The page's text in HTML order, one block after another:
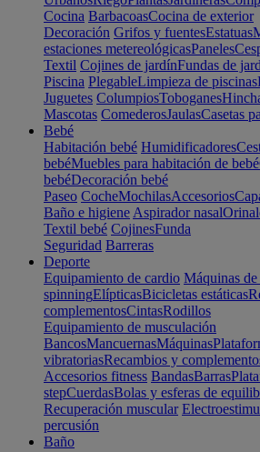
Cocina BarbacoasCocina de exterior
Decoración Grifos y fuentesEstatuas
estaciones metereológicasPaneles
Textil Cojines de jardínFundas de
Piscina PlegableLimpieza de piscinas
Juguetes ColumpiosToboganes
Mascotas ComederosJaulasCasetas
Bebé
Habitación bebé Humidificadores
bebéMuebles para habitación de bebé
bebéDecoración bebé
Paseo CocheMochilasAccesorios
Baño e higiene Aspirador nasal
Textil bebé CojinesFunda
Seguridad Barreras
Deporte
Equipamiento de cardio Máquinas
spinningElípticasBicicletas estáticas
complementosCintasRodillos
Equipamiento de musculación
BancosMancuernasMáquinas
vibratoriasRecambios y
Accesorios fitness BandasBarras
stepCuerdasBolas y esferas de
Recuperación muscular
percusión
Baño